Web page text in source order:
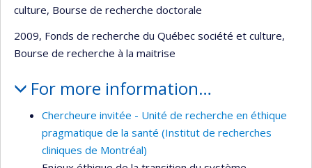
culture, Bourse de recherche doctorale
2009, Fonds de recherche du Québec société et culture,
Bourse de recherche à la maitrise
For more information…
Chercheure invitée - Unité de recherche en éthique
pragmatique de la santé (Institut de recherches
cliniques de Montréal)